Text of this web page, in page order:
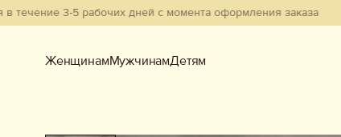
3-5 рабочих дней с момента оформления заказа
ЖенщинамМужчинамДетям